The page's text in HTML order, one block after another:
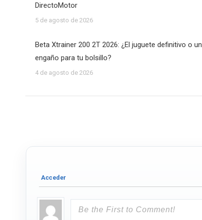
DirectoMotor
5 de agosto de 2026
Beta Xtrainer 200 2T 2026: ¿El juguete definitivo o un
engaño para tu bolsillo?
4 de agosto de 2026